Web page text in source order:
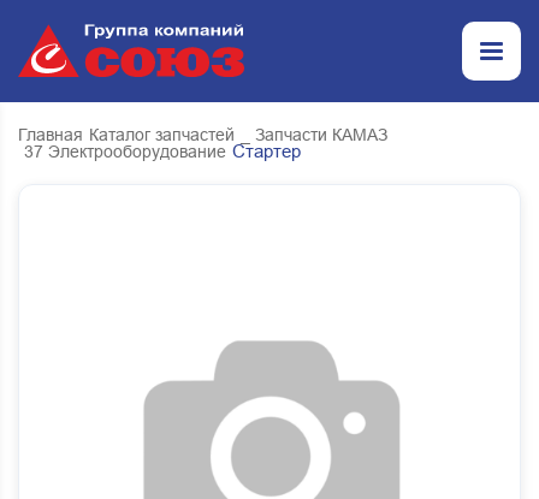
Главная Каталог запчастей
_ Запчасти КАМАЗ
37 Электрооборудование Стартер